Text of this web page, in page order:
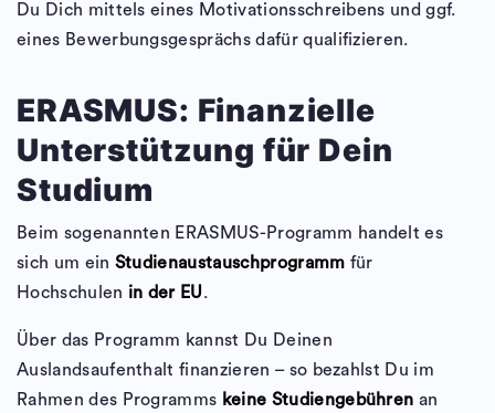
Du Dich mittels eines Motivationsschreibens und ggf.
eines Bewerbungsgesprächs dafür qualifizieren.
ERASMUS: Finanzielle
Unterstützung für Dein
Studium
Beim sogenannten ERASMUS-Programm handelt es
sich um ein Studienaustauschprogramm für
Hochschulen in der EU.
Über das Programm kannst Du Deinen
Auslandsaufenthalt finanzieren – so bezahlst Du im
Rahmen des Programms keine Studiengebühren an